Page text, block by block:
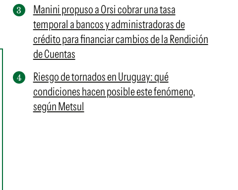
Manini propuso a Orsi cobrar una tasa
temporal a bancos y administradoras de
crédito para financiar cambios de la Rendición
de Cuentas
Riesgo de tornados en Uruguay: qué
condiciones hacen posible este fenómeno,
según Metsul